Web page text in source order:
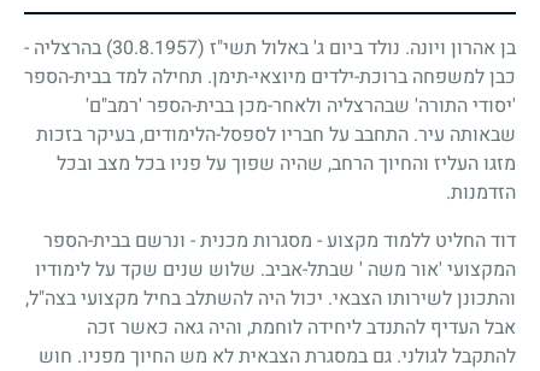
בן אהרון ויונה. נולד ביום ג' באלול תשי"ז (30.8.1957)
בהרצליה -
כבן למשפחה ברוכת-ילדים מיוצאי-תימן. תחילה למד בבית-הספר
'יסודי התורה' שבהרצליה ולאחר-מכן בבית-הספר 'רמב"ם'
שבאותה עיר. התחבב על חבריו לספסל-הלימודים, בעיקר בזכות
מזגו העליז והחיוך הרחב, שהיה שפוך על פניו בכל מצב ובכל
הזדמנות.
דוד החליט ללמוד מקצוע - מסגרות מכנית - ונרשם בבית-הספר
המקצועי 'אור משה ' שבתל-אביב. שלוש שנים שקד על לימודיו
והתכונן לשירותו הצבאי. יכול היה להשתלב בחיל מקצועי בצה"ל,
אבל העדיף להתנדב ליחידה לוחמת, והיה גאה כאשר זכה
להתקבל לגולני. גם במסגרת הצבאית לא מש החיוך מפניו. חוש